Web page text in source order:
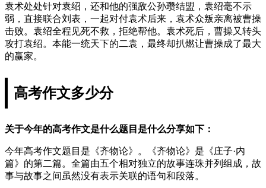
袁术处处针对袁绍，还和他的强敌公孙瓒结盟，袁绍毫不示
弱，直接联合刘表，一起对付袁术后来，袁术众叛亲离被曹操
击败。袁绍全程见死不救，拒绝帮他。袁术死后，曹操又转头
攻打袁绍。本能一统天下的二袁，最终却扒燃让曹操成了最大
的赢家。
高考作文多少分
关于今年的高考作文是什么题目是什么分享如下：
今年高考作文题目是《齐物论》。《齐物论》是《庄子·内
篇》的第二篇。全篇由五个相对独立的故事连珠并列组成，故
事与故事之间虽然没有表示关联的语句和段落。